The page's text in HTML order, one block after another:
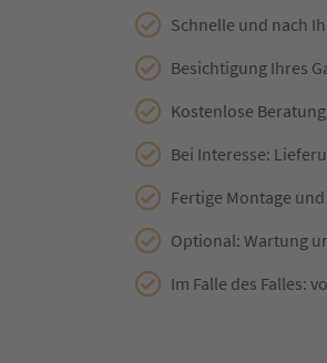
Schnelle und nach
Besichtigung Ihres
Kostenlose
Bei Interesse:
Fertige Montage
Optional: Wartung
Im Falle des Falles: